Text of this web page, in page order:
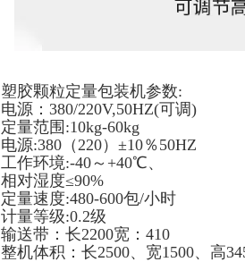
塑胶颗粒定量包装机参数:
电源：380/220V,50HZ(可调)
定量范围:10kg-60kg
电源:380（220）±10％50HZ
工作环境:-40～+40℃、
相对湿度≤90%
定量速度:480-600包/小时
计量等级:0.2级
输送带：长2200宽：410
整机体积：长2500、宽1500、高